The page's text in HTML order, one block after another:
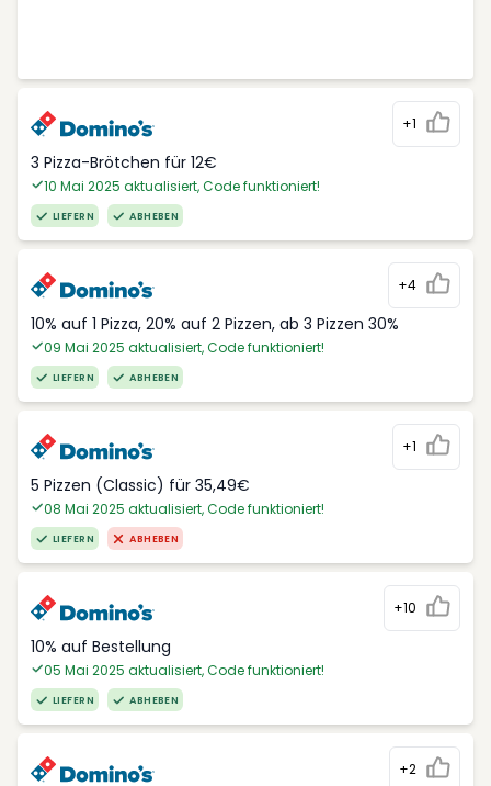
+1
3 Pizza-Brötchen für 12€
10 Mai 2025 aktualisiert, Code funktioniert!
LIEFERN ABHEBEN
+4
10% auf 1 Pizza, 20% auf 2 Pizzen, ab 3 Pizzen 30%
09 Mai 2025 aktualisiert, Code funktioniert!
LIEFERN ABHEBEN
+1
5 Pizzen (Classic) für 35,49€
08 Mai 2025 aktualisiert, Code funktioniert!
LIEFERN ABHEBEN
+10
10% auf Bestellung
05 Mai 2025 aktualisiert, Code funktioniert!
LIEFERN ABHEBEN
+2